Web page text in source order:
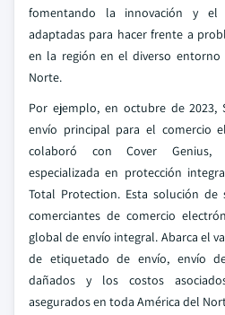
fomentando la innovación y el
adaptadas para hacer frente a
en la región en el diverso entorno
Norte.
Por ejemplo, en octubre de
envío principal para el comercio
colaboró con Cover Genius,
especializada en protección
Total Protection. Esta solución de
comerciantes de comercio
global de envío integral. Abarca el
de etiquetado de envío, envío
dañados y los costos
asegurados en toda América del